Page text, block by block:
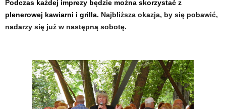
Podczas każdej imprezy będzie można skorzystać z
plenerowej kawiarni i grilla. Najbliższa okazja, by się pobawić,
nadarzy się już w następną sobotę.